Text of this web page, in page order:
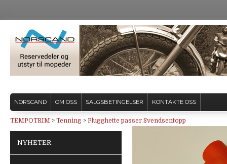
NORSCAND OM OSS SALGSBETINGELSER KONTAKTE OSS
TEMPOTRIM > Tenning > Plugghette passer Svendsentopp
NYHETER